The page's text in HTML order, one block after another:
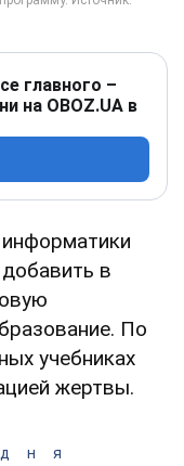
главного –
на OBOZ.UA в
в
По
учебниках
жертвы.